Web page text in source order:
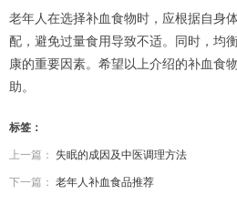
老年人在选择补血食物时，应根据自身
配，避免过量食用导致不适。同时，均
康的重要因素。希望以上介绍的补血食
助。
标签：
上一篇： 失眠的成因及中医调理方法
下一篇： 老年人补血食品推荐